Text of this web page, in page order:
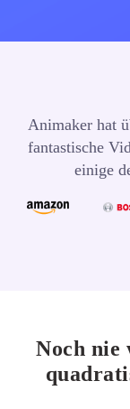
Animaker hat
fantastische
einige
Noch nie